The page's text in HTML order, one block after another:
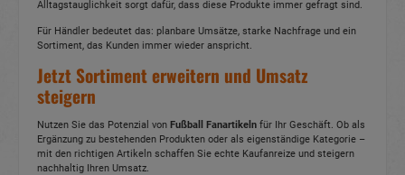
Alltagstauglichkeit sorgt dafür, dass diese Produkte immer gefragt sind.
Für Händler bedeutet das: planbare Umsätze, starke Nachfrage und ein
Sortiment, das Kunden immer wieder anspricht.
Jetzt Sortiment erweitern und Umsatz
steigern
Nutzen Sie das Potenzial von Fußball Fanartikeln für Ihr Geschäft. Ob als
Ergänzung zu bestehenden Produkten oder als eigenständige Kategorie –
mit den richtigen Artikeln schaffen Sie echte Kaufanreize und steigern
nachhaltig Ihren Umsatz.